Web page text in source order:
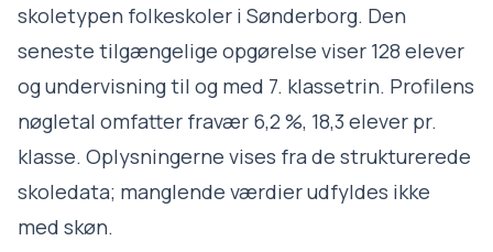
skoletypen folkeskoler i Sønderborg. Den
seneste tilgængelige opgørelse viser 128 elever
og undervisning til og med 7. klassetrin. Profilens
nøgletal omfatter fravær 6,2 %, 18,3 elever pr.
klasse. Oplysningerne vises fra de strukturerede
skoledata; manglende værdier udfyldes ikke
med skøn.